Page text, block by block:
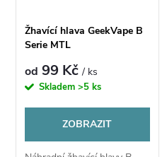
í
p
r
s
p
r
o
Žhavící hlava GeekVape B
Serie MTL
od 99 Kč/ ks
Skladem>5 ks
ZOBRAZIT